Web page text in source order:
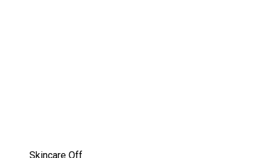
Skincare Off